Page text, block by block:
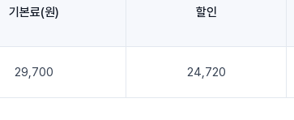
기본료(원) 할인
29,700 24,720